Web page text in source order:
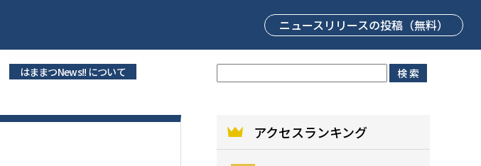
ニュースリリースの投稿（無料）
はままつNews!! について
アクセスランキング